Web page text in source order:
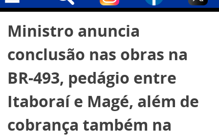
Geral
Cidades
Política
Opinião
Informe especial
por:
Ministro anuncia
conclusão nas obras na
BR-493, pedágio entre
Itaboraí e Magé, além de
cobrança também na